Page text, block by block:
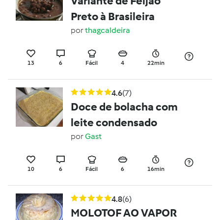
Preto à Brasileira
porthagcaldeira
13 6 Fácil 4 22min
4.6(7)
Doce de bolacha com
leite condensado
porGast
10 6 Fácil 6 16min
4.8(6)
MOLOTOF AO VAPOR